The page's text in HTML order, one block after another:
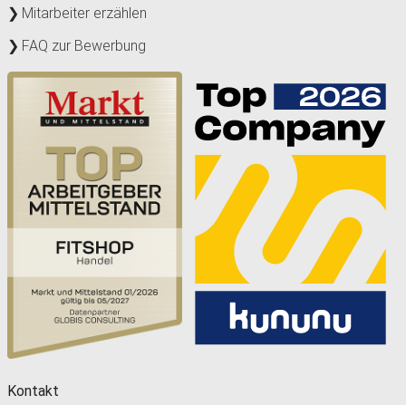
Mitarbeiter erzählen
FAQ zur Bewerbung
Kontakt